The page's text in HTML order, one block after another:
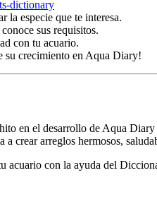
dictionary
la especie que te interesa.
sus requisitos.
con tu acuario.
su crecimiento en Aqua Diary!
en el desarrollo de Aqua
crear arreglos hermosos,
acuario con la ayuda del